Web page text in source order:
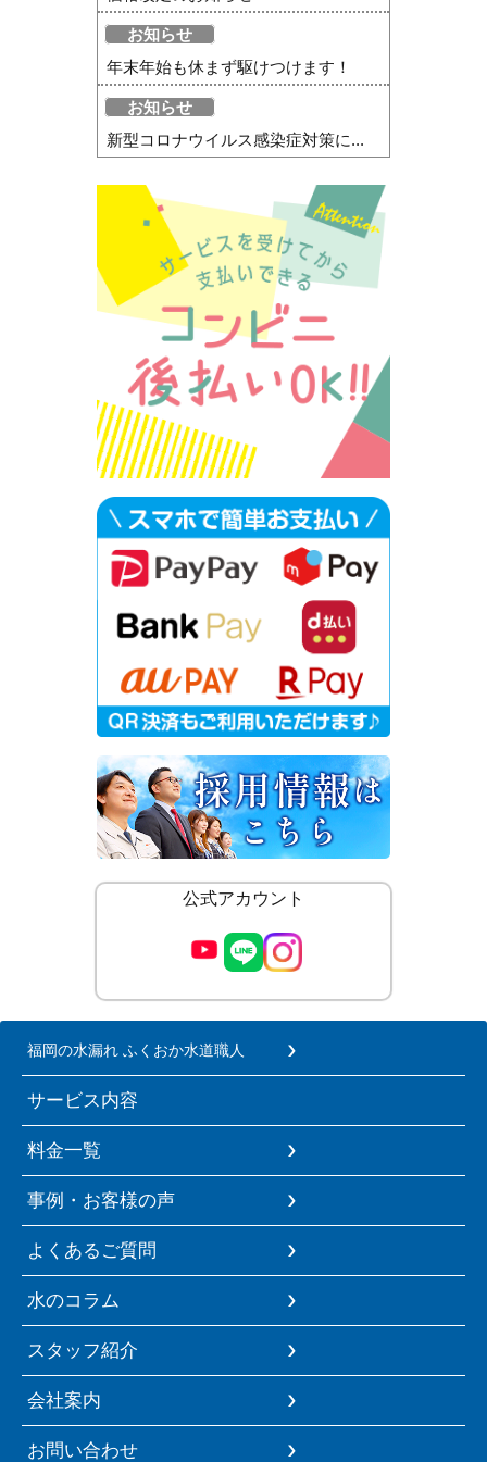
お知らせ
年末年始も休まず駆けつけます！
お知らせ
新型コロナウイルス感染症対策に...
公式アカウント
福岡の水漏れ ふくおか水道職人
サービス内容
料金一覧
事例・お客様の声
よくあるご質問
水のコラム
スタッフ紹介
会社案内
お問い合わせ